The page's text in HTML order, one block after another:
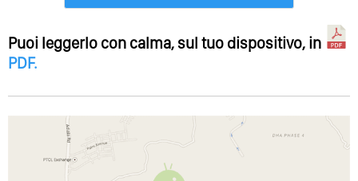
Puoi leggerlo con calma, sul tuo dispositivo, in
PDF.